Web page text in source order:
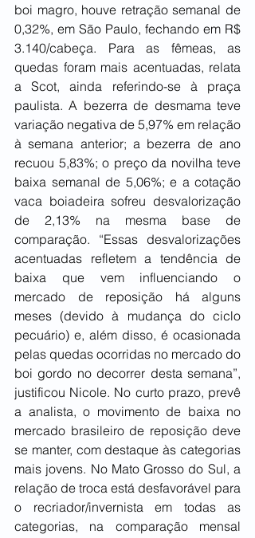
boi magro, houve retração semanal de
0,32%, em São Paulo, fechando em R$
3.140/cabeça. Para as fêmeas, as
quedas foram mais acentuadas, relata
a Scot, ainda referindo-se à praça
paulista. A bezerra de desmama teve
variação negativa de 5,97% em relação
à semana anterior; a bezerra de ano
recuou 5,83%; o preço da novilha teve
baixa semanal de 5,06%; e a cotação
vaca boiadeira sofreu desvalorização
de 2,13% na mesma base de
comparação. “Essas desvalorizações
acentuadas refletem a tendência de
baixa que vem influenciando o
mercado de reposição há alguns
meses (devido à mudança do ciclo
pecuário) e, além disso, é ocasionada
pelas quedas ocorridas no mercado do
boi gordo no decorrer desta semana”,
justificou Nicole. No curto prazo, prevê
a analista, o movimento de baixa no
mercado brasileiro de reposição deve
se manter, com destaque às categorias
mais jovens. No Mato Grosso do Sul, a
relação de troca está desfavorável para
o recriador/invernista em todas as
categorias, na comparação mensal